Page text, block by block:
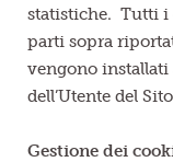
statistiche. Tutti i
parti sopra
vengono installati
dell’Utente del
Gestione dei